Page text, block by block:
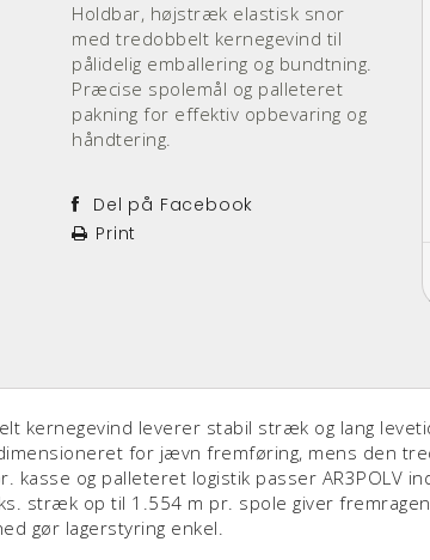
Holdbar, højstræk elastisk snor
med tredobbelt kernegevind til
pålidelig emballering og bundtning.
Præcise spolemål og palleteret
pakning for effektiv opbevaring og
håndtering.
Del på Facebook
Print
kernegevind leverer stabil stræk og lang
for jævn fremføring, mens den
kasse og palleteret logistik passer AR3POLV
stræk op til 1.554 m pr. spole giver
gør lagerstyring enkel.